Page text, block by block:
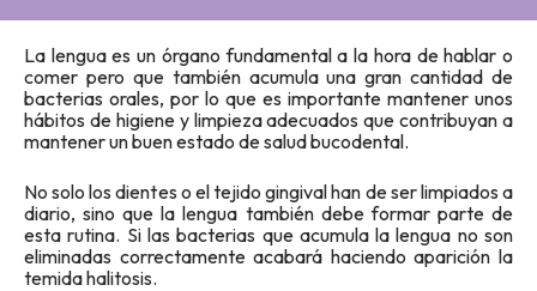
La lengua es un órgano fundamental a la hora de hablar o
comer pero que también acumula una gran cantidad de
bacterias orales, por lo que es importante mantener unos
hábitos de higiene y limpieza adecuados que contribuyan a
mantener un buen estado de salud bucodental.
No solo los dientes o el tejido gingival han de ser limpiados a
diario, sino que la lengua también debe formar parte de
esta rutina. Si las bacterias que acumula la lengua no son
eliminadas correctamente acabará haciendo aparición la
temida halitosis.